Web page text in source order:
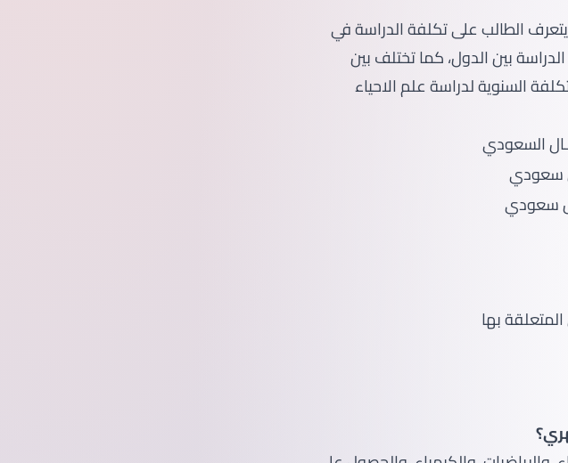
الطالب على تكلفة الدراسة في
بين الدول، كما تختلف بين
السنوية لدراسة علم الاحياء
السعودي
بها